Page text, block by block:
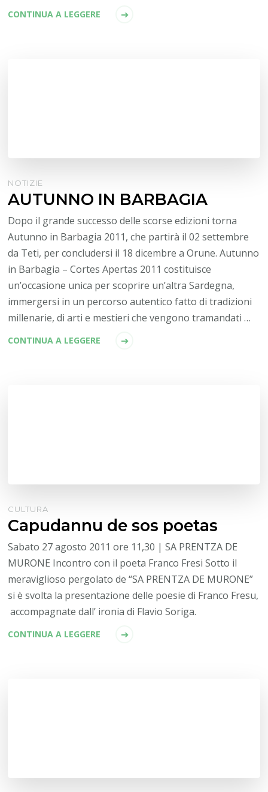
CONTINUA A LEGGERE
NOTIZIE
AUTUNNO IN BARBAGIA
Dopo il grande successo delle scorse edizioni torna
Autunno in Barbagia 2011, che partirà il 02 settembre
da Teti, per concludersi il 18 dicembre a Orune. Autunno
in Barbagia – Cortes Apertas 2011 costituisce
un’occasione unica per scoprire un’altra Sardegna,
immergersi in un percorso autentico fatto di tradizioni
millenarie, di arti e mestieri che vengono tramandati …
CONTINUA A LEGGERE
CULTURA
Capudannu de sos poetas
Sabato 27 agosto 2011 ore 11,30 | SA PRENTZA DE
MURONE Incontro con il poeta Franco Fresi Sotto il
meraviglioso pergolato de “SA PRENTZA DE MURONE”
si è svolta la presentazione delle poesie di Franco Fresu,
accompagnate dall’ ironia di Flavio Soriga.
CONTINUA A LEGGERE